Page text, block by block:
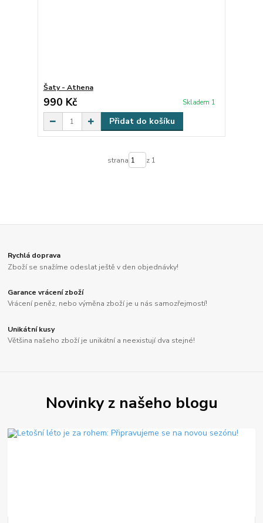
Šaty - Athena
990 Kč Skladem 1
Přidat do košíku
strana z 1
Rychlá doprava
Zboží se snažíme odeslat ještě v den objednávky!
Garance vrácení zboží
Vrácení peněz, nebo výměna zboží je u nás samozřejmostí!
Unikátní kusy
Většina našeho zboží je unikátní a neexistují dva stejné!
Novinky z našeho blogu